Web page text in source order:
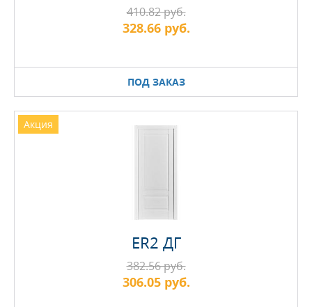
ПОД ЗАКАЗ
410.82 руб.
328.66 руб.
Акция
ER2 ДГ
382.56 руб.
306.05 руб.